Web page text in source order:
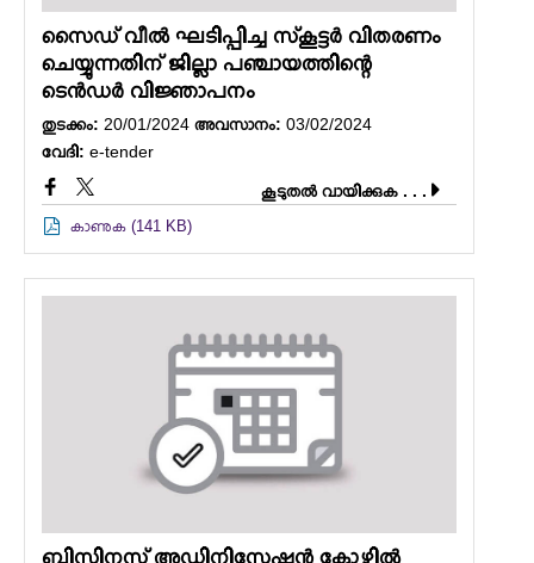
സൈഡ് വീൽ ഘടിപ്പിച്ച സ്‌കൂട്ടർ വിതരണം
ചെയ്യുന്നതിന് ജില്ലാ പഞ്ചായത്തിന്റെ
ടെൻഡർ വിജ്ഞാപനം
തുടക്കം: 20/01/2024 അവസാനം: 03/02/2024
വേദി: e-tender
കൂടുതല്‍ വായിക്കുക . . .
കാണുക (141 KB)
ബിസിനസ് അഡ്മിനിസ്ട്രേഷൻ കോഴ്സിൽ